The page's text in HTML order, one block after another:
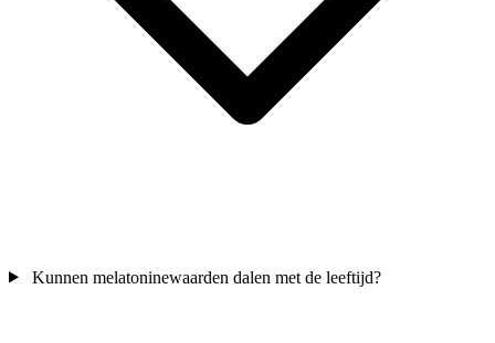
Kunnen melatoninewaarden dalen met de leeftijd?